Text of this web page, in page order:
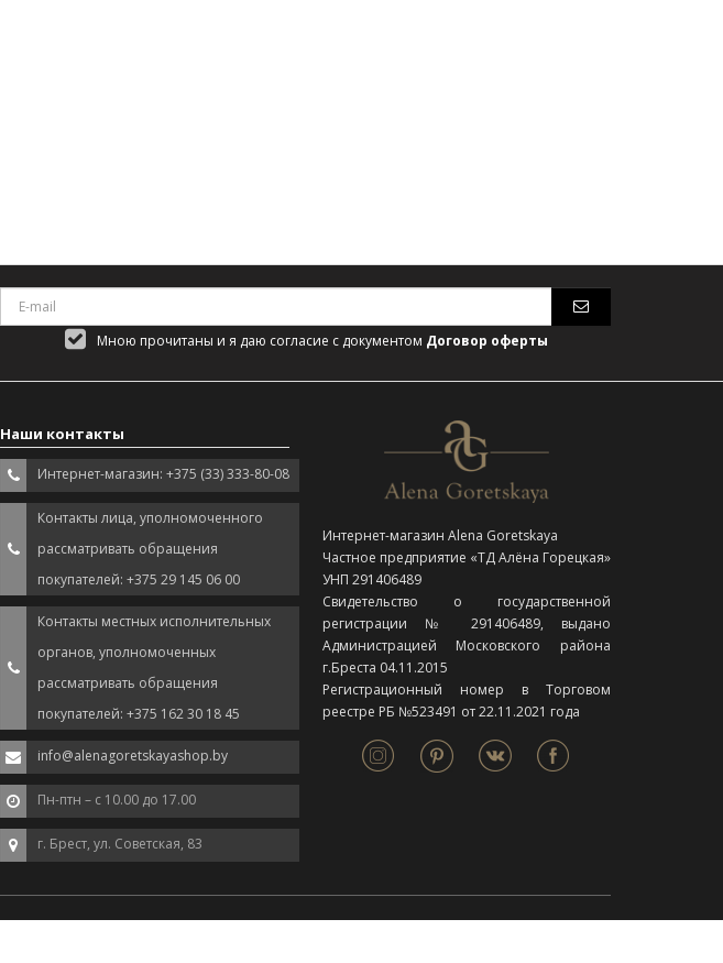
Мною прочитаны и я даю согласие с документом Договор оферты
Наши контакты
Интернет-магазин: +375 (33) 333-80-08
Контакты лица, уполномоченного
рассматривать обращения
покупателей: +375 29 145 06 00
Контакты местных исполнительных
органов, уполномоченных
рассматривать обращения
покупателей: +375 162 30 18 45
info@alenagoretskayashop.by
Пн-птн – с 10.00 до 17.00
г. Брест, ул. Советская, 83
Интернет-магазин Alena Goretskaya
Частное предприятие «ТД Алёна Горецкая»
УНП 291406489
Свидетельство о государственной
регистрации № 291406489, выдано
Администрацией Московского района
г.Бреста 04.11.2015
Регистрационный номер в Торговом
реестре РБ №523491 от 22.11.2021 года